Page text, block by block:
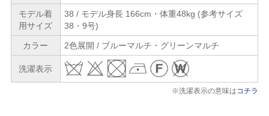
モデル着
用サイズ
38 / モデル身長 166cm・体重48kg (参考サイズ
38・9号)
カラー 2色展開 / ブルーマルチ・グリーンマルチ
洗濯表示
※洗濯表示の意味は コチラ